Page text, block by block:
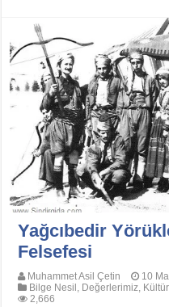
Yağcıbedir
Felsefesi
Muhammet Asil Çetin
10
Bilge Nesil, Değerlerimiz,
2,666